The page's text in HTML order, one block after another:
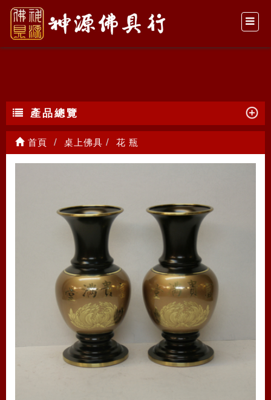
花 瓶
產品總覽
首頁 桌上佛具 花 瓶